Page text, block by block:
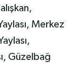
Merkez
Güzelbağ